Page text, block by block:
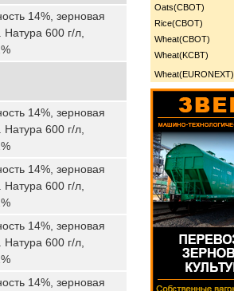
14%, зерновая
600 г/л,
14%, зерновая
600 г/л,
14%, зерновая
600 г/л,
14%, зерновая
600 г/л,
14%, зерновая
Oats(CBOT)
Rice(CBOT)
Wheat(CBOT)
Wheat(KCBT)
Wheat(EURONEXT)